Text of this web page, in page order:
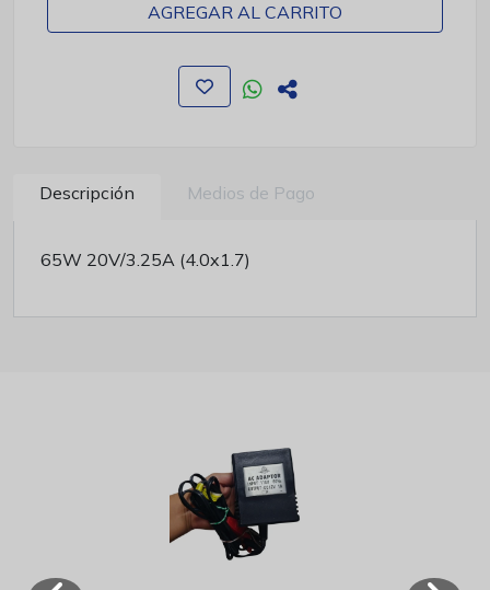
AGREGAR AL CARRITO
Descripción Medios de Pago
65W 20V/3.25A (4.0x1.7)